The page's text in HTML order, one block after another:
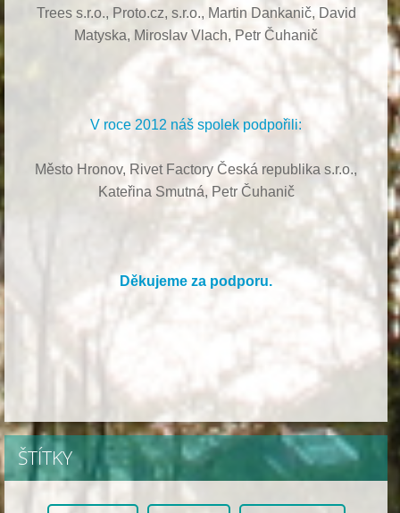
Trees s.r.o., Proto.cz, s.r.o., Martin Dankanič, David
Matyska, Miroslav Vlach, Petr Čuhanič
V roce 2012 náš spolek podpořili:
Město Hronov, Rivet Factory Česká republika s.r.o.,
Kateřina Smutná, Petr Čuhanič
Děkujeme za podporu.
ŠTÍTKY